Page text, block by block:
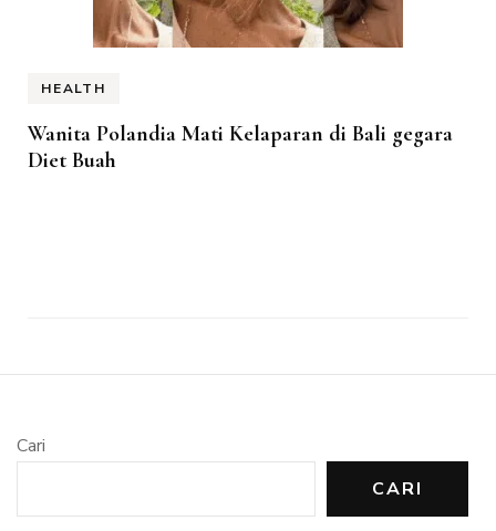
HEALTH
Wanita Polandia Mati Kelaparan di Bali gegara
Diet Buah
Cari
CARI